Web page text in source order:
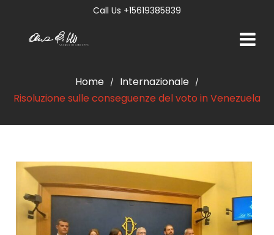
Call Us +15619385839
Home / Internazionale /
Risoluzione sulle conseguenze del voto in Venezuela